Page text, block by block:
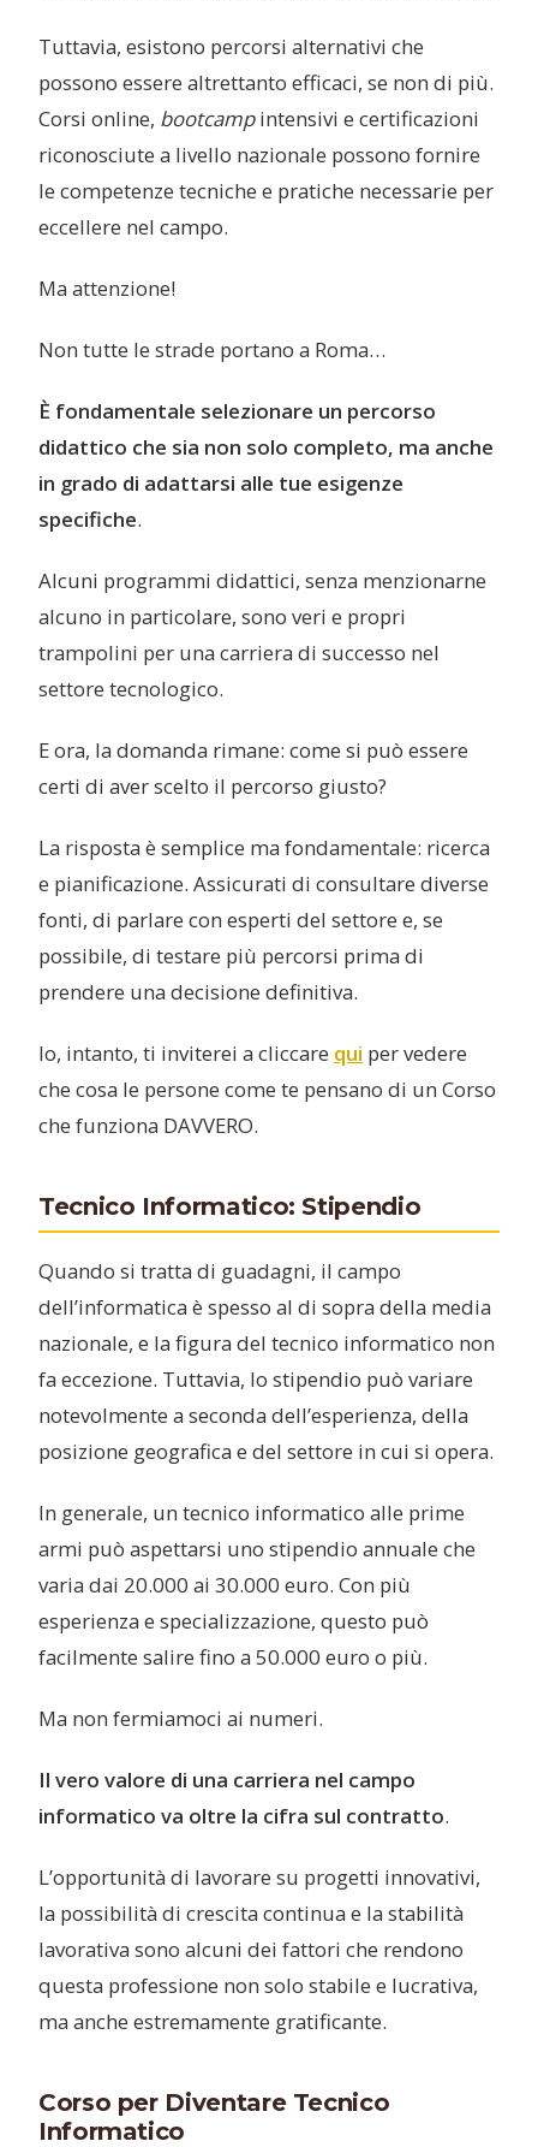
Tuttavia, esistono percorsi alternativi che
possono essere altrettanto efficaci, se non di più.
Corsi online, bootcampintensivi e certificazioni
riconosciute a livello nazionale possono fornire
le competenze tecniche e pratiche necessarie per
eccellere nel campo.
Ma attenzione!
Non tutte le strade portano a Roma…
È fondamentale selezionare un percorso
didattico che sia non solo completo, ma anche
in grado di adattarsi alle tue esigenze
specifiche.
Alcuni programmi didattici, senza menzionarne
alcuno in particolare, sono veri e propri
trampolini per una carriera di successo nel
settore tecnologico.
E ora, la domanda rimane: come si può essere
certi di aver scelto il percorso giusto?
La risposta è semplice ma fondamentale: ricerca
e pianificazione. Assicurati di consultare diverse
fonti, di parlare con esperti del settore e, se
possibile, di testare più percorsi prima di
prendere una decisione definitiva.
Io, intanto, ti inviterei a cliccare qui per vedere
che cosa le persone come te pensano di un Corso
che funziona DAVVERO.
Tecnico Informatico: Stipendio
Quando si tratta di guadagni, il campo
dell’informatica è spesso al di sopra della media
nazionale, e la figura del tecnico informatico non
fa eccezione. Tuttavia, lo stipendio può variare
notevolmente a seconda dell’esperienza, della
posizione geografica e del settore in cui si opera.
In generale, un tecnico informatico alle prime
armi può aspettarsi uno stipendio annuale che
varia dai 20.000 ai 30.000 euro. Con più
esperienza e specializzazione, questo può
facilmente salire fino a 50.000 euro o più.
Ma non fermiamoci ai numeri.
Il vero valore di una carriera nel campo
informatico va oltre la cifra sul contratto.
L’opportunità di lavorare su progetti innovativi,
la possibilità di crescita continua e la stabilità
lavorativa sono alcuni dei fattori che rendono
questa professione non solo stabile e lucrativa,
ma anche estremamente gratificante.
Corso per Diventare Tecnico
Informatico